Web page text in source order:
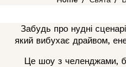
Забудь про нудні
який вибухає драйвом,
Це шоу з челенджами,